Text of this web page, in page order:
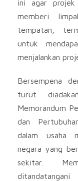
ini agar projek
memberi
tempatan,
untuk
menjalankan
Bersempena
turut
Memorandum
dan
dalam usaha
negara yang
sekitar.